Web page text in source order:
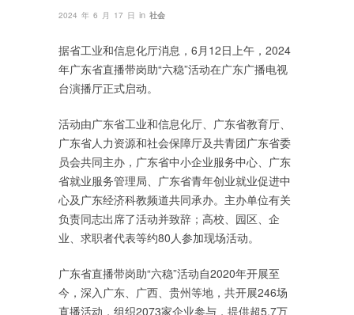
2024 年 6 月 17 日 in 社会
据省工业和信息化厅消息，6月12日上午，2024
年广东省直播带岗助“六稳”活动在广东广播电视
台演播厅正式启动。
活动由广东省工业和信息化厅、广东省教育厅、
广东省人力资源和社会保障厅及共青团广东省委
员会共同主办，广东省中小企业服务中心、广东
省就业服务管理局、广东省青年创业就业促进中
心及广东经济科教频道共同承办。主办单位有关
负责同志出席了活动并致辞；高校、园区、企
业、求职者代表等约80人参加现场活动。
广东省直播带岗助“六稳”活动自2020年开展至
今，深入广东、广西、贵州等地，共开展246场
直播活动，组织2073家企业参与，提供超5.7万